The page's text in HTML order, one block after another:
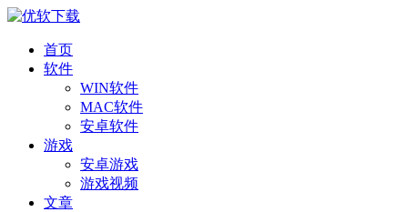
首页
软件
WIN软件
MAC软件
安卓软件
游戏
安卓游戏
游戏视频
文章